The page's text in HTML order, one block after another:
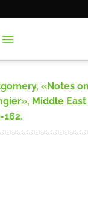
«Notes
Middle East
162.